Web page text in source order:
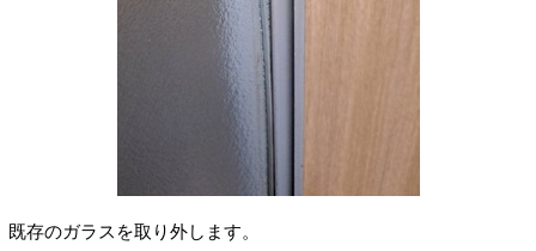
既存のガラスを取り外します。